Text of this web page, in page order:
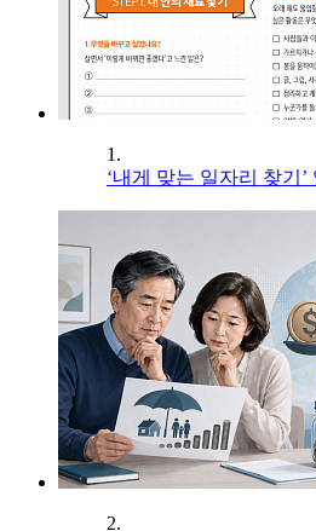
1.
‘내게 맞는 일자리 찾기
2.